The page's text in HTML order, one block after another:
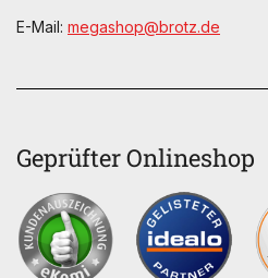
E-Mail: megashop@brotz.de
Geprüfter Onlineshop